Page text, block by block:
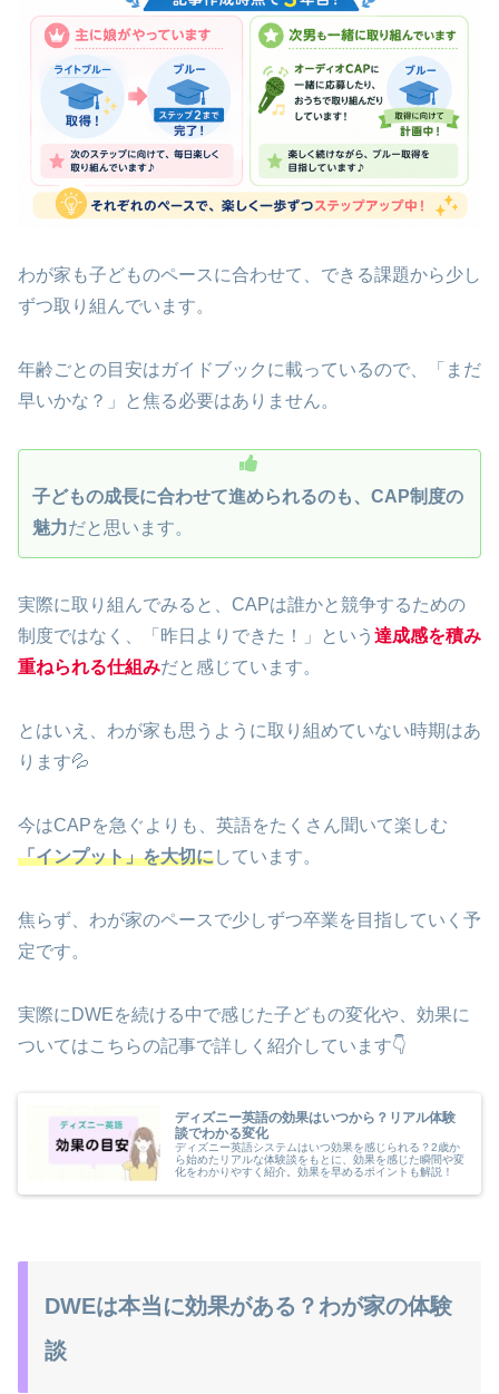
わが家も子どものペースに合わせて、できる課題から少し
ずつ取り組んでいます。
年齢ごとの目安はガイドブックに載っているので、「まだ
早いかな？」と焦る必要はありません。
子どもの成長に合わせて進められるのも、CAP制度の
魅力だと思います。
実際に取り組んでみると、CAPは誰かと競争するための
制度ではなく、「昨日よりできた！」という 達成感を積み
重ねられる仕組みだと感じています。
とはいえ、わが家も思うように取り組めていない時期はあ
ります💦
今はCAPを急ぐよりも、英語をたくさん聞いて楽しむ
「インプット」を大切にしています。
焦らず、わが家のペースで少しずつ卒業を目指していく予
定です。
実際にDWEを続ける中で感じた子どもの変化や、効果に
ついてはこちらの記事で詳しく紹介しています👇
ディズニー英語の効果はいつから？リアル体験
談でわかる変化
ディズニー英語システムはいつ効果を感じられる？2歳か
ら始めたリアルな体験談をもとに、効果を感じた瞬間や変
化をわかりやすく紹介。効果を早めるポイントも解説！
DWEは本当に効果がある？わが家の体験
談